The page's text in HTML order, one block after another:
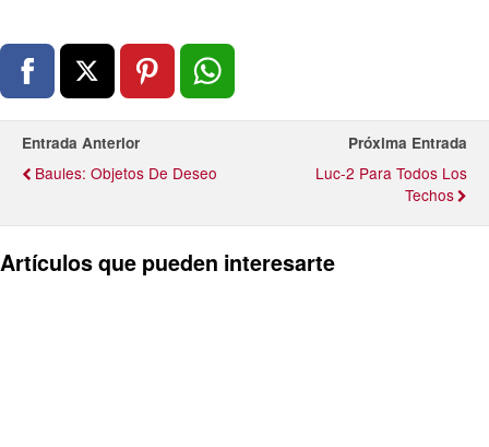
Entrada Anterior
Baules: Objetos De Deseo
Próxima Entrada
Luc-2 Para Todos Los
Techos
Artículos que pueden interesarte